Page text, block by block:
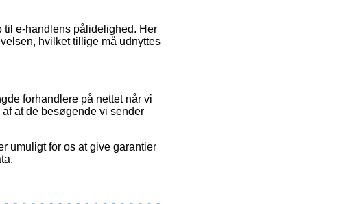
til e-handlens pålidelighed. Her
hvilket tillige må udnyttes
forhandlere på nettet når vi
at de besøgende vi sender
umuligt for os at give garantier